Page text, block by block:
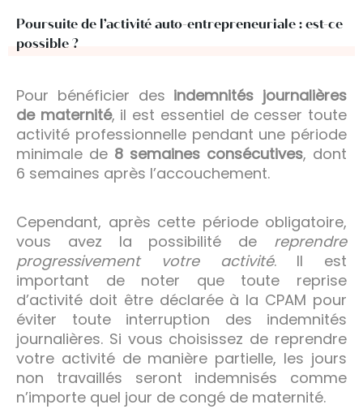
Poursuite de l’activité auto-entrepreneuriale : est-ce
possible ?
Pour bénéficier des indemnités journalières
de maternité, il est essentiel de cesser toute
activité professionnelle pendant une période
minimale de 8 semaines consécutives, dont
6 semaines après l’accouchement.
Cependant, après cette période obligatoire,
vous avez la possibilité de reprendre
progressivement votre activité. Il est
important de noter que toute reprise
d’activité doit être déclarée à la CPAM pour
éviter toute interruption des indemnités
journalières. Si vous choisissez de reprendre
votre activité de manière partielle, les jours
non travaillés seront indemnisés comme
n’importe quel jour de congé de maternité.